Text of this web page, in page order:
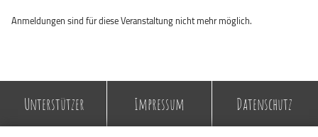
Anmeldungen sind für diese Veranstaltung nicht mehr möglich.
Unterstützer Impressum Datenschutz